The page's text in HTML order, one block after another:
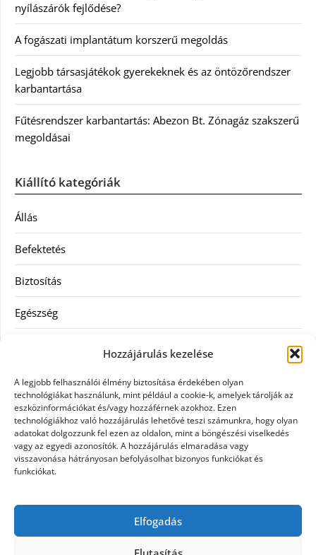
Hozzájárulás kezelése
A legjobb felhasználói élmény biztosítása érdekében olyan
technológiákat használunk, mint például a cookie-k, amelyek tárolják az
eszközinformációkat és/vagy hozzáférnek azokhoz. Ezen
technológiákhoz való hozzájárulás lehetővé teszi számunkra, hogy olyan
adatokat dolgozzunk fel ezen az oldalon, mint a böngészési viselkedés
vagy az egyedi azonosítók. A hozzájárulás elmaradása vagy
visszavonása hátrányosan befolyásolhat bizonyos funkciókat és
funkciókat.
Elfogadás
nyílászárók fejlődése?
A fogászati implantátum korszerű megoldás
Legjobb társasjátékok gyerekeknek és az öntözőrendszer
karbantartása
Fűtésrendszer karbantartás: Abezon Bt. Zónagáz szakszerű
megoldásai
Kiállító kategóriák
Állás
Befektetés
Biztosítás
Egészség
Ingatlan
Művészetek és szórakozás
Múzeumok
Szolgáltatás
Szórakozás
Webáruház